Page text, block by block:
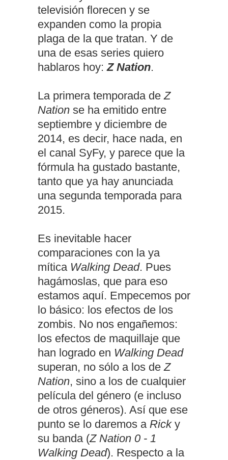
televisión florecen y se
expanden como la propia
plaga de la que tratan. Y de
una de esas series quiero
hablaros hoy:Z Nation.
La primera temporada deZ
Nation se ha emitido entre
septiembre y diciembre de
2014, es decir, hace nada, en
el canal SyFy, y parece que la
fórmula ha gustado bastante,
tanto que ya hay anunciada
una segunda temporada para
2015.
Es inevitable hacer
comparaciones con la ya
mítica Walking Dead. Pues
hagámoslas, que para eso
estamos aquí. Empecemos por
lo básico: los efectos de los
zombis. No nos engañemos:
los efectos de maquillaje que
han logrado en Walking Dead
superan, no sólo a los deZ
Nation, sino a los de cualquier
película del género (e incluso
de otros géneros). Así que ese
punto se lo daremos a Ricky
su banda (Z Nation 0 - 1
Walking Dead). Respecto a la